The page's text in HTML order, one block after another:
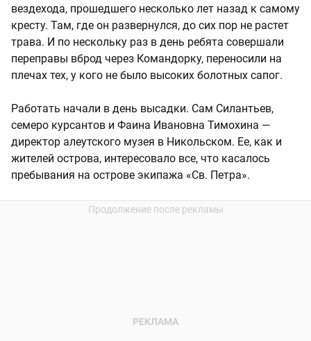
вездехода, прошедшего несколько лет назад к самому
кресту. Там, где он развернулся, до сих пор не растет
трава. И по нескольку раз в день ребята совершали
переправы вброд через Командорку, переносили на
плечах тех, у кого не было высоких болотных сапог.
Работать начали в день высадки. Сам Силантьев,
семеро курсантов и Фаина Ивановна Тимохина —
директор алеутского музея в Никольском. Ее, как и
жителей острова, интересовало все, что касалось
пребывания на острове экипажа «Св. Петра».